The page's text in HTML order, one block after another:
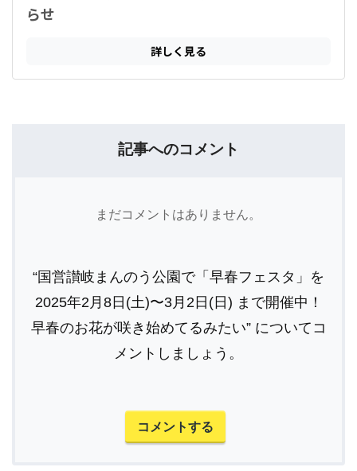
記事へのコメント
まだコメントはありません。
“国営讃岐まんのう公園で「早春フェスタ」を
2025年2月8日(土)〜3月2日(日) まで開催中！
早春のお花が咲き始めてるみたい” についてコ
メントしましょう。
コメントする